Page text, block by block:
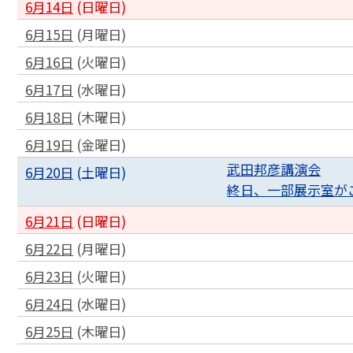
6月14日 (日曜日)
6月15日 (月曜日)
6月16日 (火曜日)
6月17日 (水曜日)
6月18日 (木曜日)
6月19日 (金曜日)
6月20日 (土曜日)
武田邦彦講演会
終日、一部展示室が
6月21日 (日曜日)
6月22日 (月曜日)
6月23日 (火曜日)
6月24日 (水曜日)
6月25日 (木曜日)